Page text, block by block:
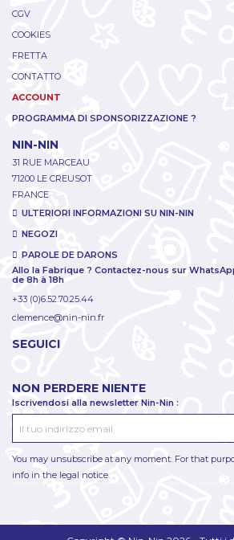
CGV
COOKIES
FRETTA
CONTATTO
ACCOUNT
PROGRAMMA DI SPONSORIZZAZIONE ?
NIN-NIN
31 RUE MARCEAU
71200 LE CREUSOT
FRANCE
ULTERIORI INFORMAZIONI SU NIN-NIN
NEGOZI
PAROLE DE DARONS
Allo la Fabrique ? Contactez-nous sur
de 8h à 18h
+33 (0)6.52.70.25.44
clemence@nin-nin.fr
SEGUICI
NON PERDERE NIENTE
Iscrivendosi alla newsletter Nin-Nin :
You may unsubscribe at any moment. For that
info in the legal notice.